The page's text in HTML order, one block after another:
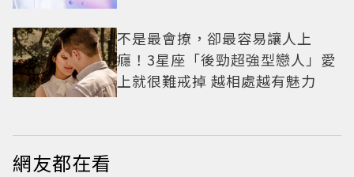
不是最會撩，卻最容易讓人上
癮！3星座「後勁超強型戀人」愛
上就很難戒掉 越相處越有魅力
網友都在看